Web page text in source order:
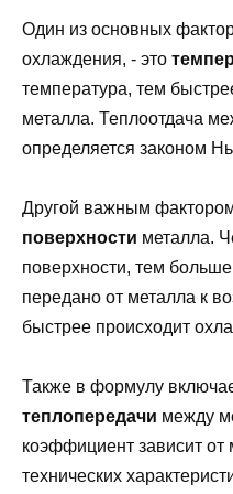
Один из основных
охлаждения, - это
температура, тем
металла. Теплоотдача
определяется законом
Другой важным
поверхности металла.
поверхности, тем
передано от металла к
быстрее происходит
Также в формулу
теплопередачи между
коэффициент зависит от
технических